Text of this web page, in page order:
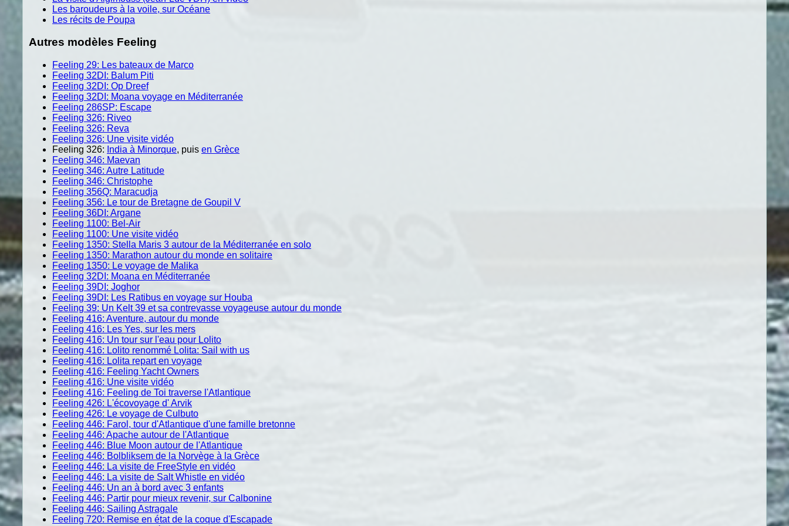
Les baroudeurs à la voile, sur Océane
Les récits de Poupa
Autres modèles Feeling
Feeling 29: Les bateaux de Marco
Feeling 32DI: Balum Piti
Feeling 32DI: Op Dreef
Feeling 32DI: Moana voyage en Méditerranée
Feeling 286SP: Escape
Feeling 326: Riveo
Feeling 326: Reva
Feeling 326: Une visite vidéo
Feeling 326: India à Minorque, puis en Grèce
Feeling 346: Maevan
Feeling 346: Autre Latitude
Feeling 346: Christophe
Feeling 356Q: Maracudja
Feeling 356: Le tour de Bretagne de Goupil V
Feeling 36DI: Argane
Feeling 1100: Bel-Air
Feeling 1100: Une visite vidéo
Feeling 1350: Stella Maris 3 autour de la Méditerranée en solo
Feeling 1350: Marathon autour du monde en solitaire
Feeling 1350: Le voyage de Malika
Feeling 32DI: Moana en Méditerranée
Feeling 39DI: Joghor
Feeling 39DI: Les Ratibus en voyage sur Houba
Feeling 39: Un Kelt 39 et sa contrevasse voyageuse autour du monde
Feeling 416: Aventure, autour du monde
Feeling 416: Les Yes, sur les mers
Feeling 416: Un tour sur l'eau pour Lolito
Feeling 416: Lolito renommé Lolita: Sail with us
Feeling 416: Lolita repart en voyage
Feeling 416: Feeling Yacht Owners
Feeling 416: Une visite vidéo
Feeling 416: Feeling de Toi traverse l'Atlantique
Feeling 426: L'écovoyage d' Arvik
Feeling 426: Le voyage de Culbuto
Feeling 446: Farol, tour d'Atlantique d'une famille bretonne
Feeling 446: Apache autour de l'Atlantique
Feeling 446: Blue Moon autour de l'Atlantique
Feeling 446: Bolbliksem de la Norvège à la Grèce
Feeling 446: La visite de FreeStyle en vidéo
Feeling 446: La visite de Salt Whistle en vidéo
Feeling 446: Un an à bord avec 3 enfants
Feeling 446: Partir pour mieux revenir, sur Calbonine
Feeling 446: Sailing Astragale
Feeling 720: Remise en état de la coque d'Escapade